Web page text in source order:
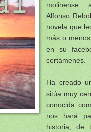
molinense
Alfonso
novela que
más o
en su
certámenes.
Ha creado
sitúa muy
conocida
nos hará
historia, de